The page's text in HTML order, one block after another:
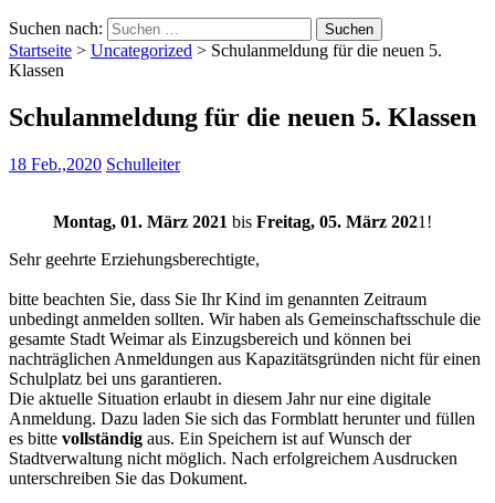
Suchen nach:
Startseite > Uncategorized > Schulanmeldung für die neuen 5.
Klassen
Schulanmeldung für die neuen 5. Klassen
18 Feb.,2020 Schulleiter
Montag, 01. März 2021 bis Freitag, 05. März 2021!
Sehr geehrte Erziehungsberechtigte,
bitte beachten Sie, dass Sie Ihr Kind im genannten Zeitraum
unbedingt anmelden sollten. Wir haben als Gemeinschaftsschule die
gesamte Stadt Weimar als Einzugsbereich und können bei
nachträglichen Anmeldungen aus Kapazitätsgründen nicht für einen
Schulplatz bei uns garantieren.
Die aktuelle Situation erlaubt in diesem Jahr nur eine digitale
Anmeldung. Dazu laden Sie sich das Formblatt herunter und füllen
es bitte vollständig aus. Ein Speichern ist auf Wunsch der
Stadtverwaltung nicht möglich. Nach erfolgreichem Ausdrucken
unterschreiben Sie das Dokument.